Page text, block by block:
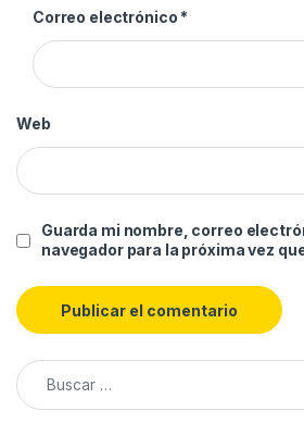
Correo electrónico *
Web
Guarda mi nombre, correo
navegador para la próxima vez